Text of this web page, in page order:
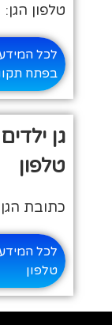
טלפון הגן: 03-9315031
לכל המידע
בפתח
גן
טלפון
כתובת
לכל המידע
טלפון